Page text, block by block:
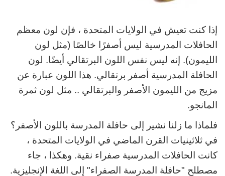
إذا كنت تعيش في الولايات المتحدة ، فإن لون معظم
الحافلات المدرسية ليس أصفرًا خالصًا (مثل لون
الليمون). إنه ليس نفس اللون البرتقالي أيضًا. لون
الحافلة المدرسية أصفر برتقالي. هذا اللون عبارة عن
مزيج من الليمون الأصفر والبرتقالي .. مثل لون ثمرة
المانجو.
فلماذا ما زلنا نشير إلى حافلة المدرسة باللون الأصفر؟
في ثلاثينيات القرن الماضي في الولايات المتحدة ،
كانت الحافلات المدرسية صفراء نقية. وهكذا ، جاء
مصطلح "حافلة المدرسة الصفراء" إلى اللغة الإنجليزية.